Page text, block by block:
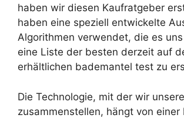
haben wir diesen Kaufratgeber
haben eine speziell entwickelte
Algorithmen verwendet, die es
eine Liste der besten derzeit auf
erhältlichen bademantel test zu
Die Technologie, mit der wir
zusammenstellen, hängt von einer